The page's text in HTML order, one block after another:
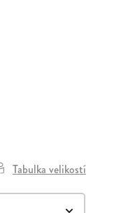
Tabulka velikostí